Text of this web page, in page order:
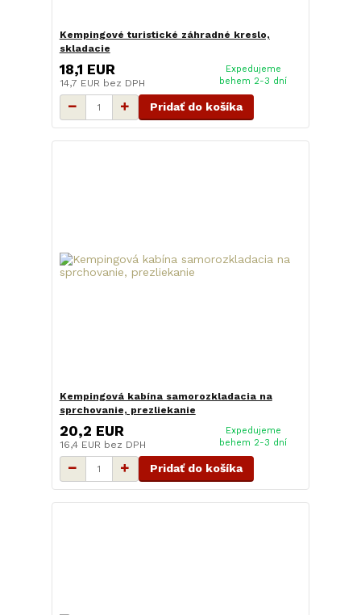
Kempingové turistické záhradné kreslo,
skladacie
18,1 EUR
14,7 EUR bez DPH
Expedujeme
behem 2-3 dní
Pridať do košíka
Kempingová kabína samorozkladacia na
sprchovanie, prezliekanie
20,2 EUR
16,4 EUR bez DPH
Expedujeme
behem 2-3 dní
Pridať do košíka